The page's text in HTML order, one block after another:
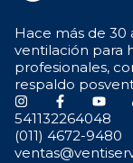
Hace más de 30
ventilación para
profesionales,
respaldo
541132264048
(011) 4672-9480